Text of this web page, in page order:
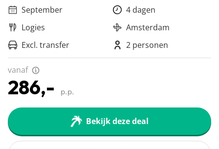
September
4 dagen
Logies
Amsterdam
Excl. transfer
2 personen
vanaf
286,- p.p.
Bekijk deze deal